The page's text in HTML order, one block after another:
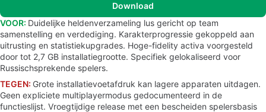
Download
VOOR: Duidelijke heldenverzameling lus gericht op team
samenstelling en verdediging. Karakterprogressie gekoppeld aan
uitrusting en statistiekupgrades. Hoge-fidelity activa voorgesteld
door tot 2,7 GB installatiegrootte. Specifiek gelokaliseerd voor
Russischsprekende spelers.
TEGEN: Grote installatievoetafdruk kan lagere apparaten uitdagen.
Geen expliciete multiplayermodus gedocumenteerd in de
functieslijst. Vroegtijdige release met een bescheiden spelersbasis